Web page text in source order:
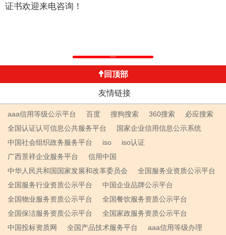
证书欢迎来电咨询！
返回列表
回顶部
友情链接
aaa信用等级公示平台 百度 搜狗搜索 360搜索
必应搜索
全国认证认可信息公共服务平台
国家企业信用信息公示系统
中国社会组织政务服务平台
iso
iso认证
广西景祥企业服务平台
信用中国
中华人民共和国国家发展和改革委员会
全国服务业资质公示平台
全国服务行业资质公示平台
中国企业品牌公示平台
全国物业服务资质公示平台
全国餐饮服务资质公示平台
全国保洁服务资质公示平台
全国家政服务资质公示平台
中国投标资质网
全国产品技术服务平台 aaa信用等级办理